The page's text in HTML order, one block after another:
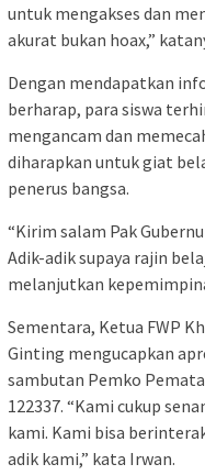
untuk mengakses dan
akurat bukan hoax,”
Dengan mendapatkan
berharap, para siswa
mengancam dan
diharapkan untuk giat
penerus bangsa.
“Kirim salam Pak
Adik-adik supaya rajin
melanjutkan
Sementara, Ketua FWP
Ginting mengucapkan
sambutan Pemko
122337. “Kami cukup
kami. Kami bisa
adik kami,” kata Irwan.